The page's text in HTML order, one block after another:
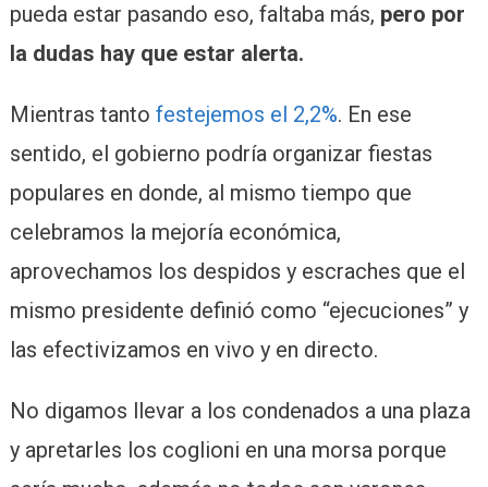
pueda estar pasando eso, faltaba más, pero por
la dudas hay que estar alerta.
Mientras tanto festejemos el 2,2%. En ese
sentido, el gobierno podría organizar fiestas
populares en donde, al mismo tiempo que
celebramos la mejoría económica,
aprovechamos los despidos y escraches que el
mismo presidente definió como “ejecuciones” y
las efectivizamos en vivo y en directo.
No digamos llevar a los condenados a una plaza
y apretarles los coglioni en una morsa porque